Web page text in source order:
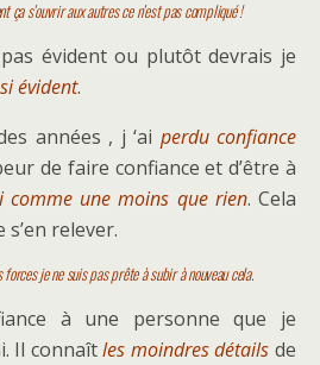
ça s’ouvrir aux autres ce n’est pas compliqué !
évident ou plutôt devrais je
évident.
années , j ‘ai perdu confiance
de faire confiance et d’être à
comme une moins que rien. Cela
s’en relever.
je ne suis pas prête à subir à nouveau cela.
à une personne que je
Il connaîtles moindres détails de